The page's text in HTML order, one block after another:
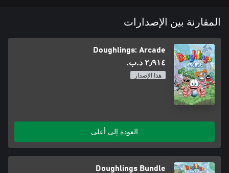
المقارنة بين الإصدارات
Doughlings: Arcade
٢٫٩١٤ د.ب.‏
هذا الإصدار
العودة إلى أعلى
Doughlings Bundle